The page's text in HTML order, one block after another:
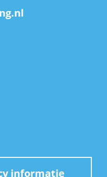
informatie